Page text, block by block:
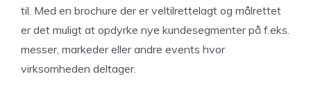
til. Med en brochure der er veltilrettelagt og målrettet
er det muligt at opdyrke nye kundesegmenter på f.eks.
messer, markeder eller andre events hvor
virksomheden deltager.